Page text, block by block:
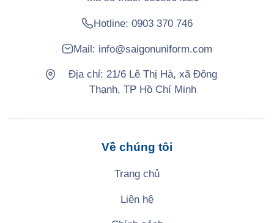
Hotline: 0903 370 746
Mail: info@saigonuniform.com
Địa chỉ: 21/6 Lê Thị Hà, xã Đông
Thạnh, TP Hồ Chí Minh
Về chúng tôi
Trang chủ
Liên hệ